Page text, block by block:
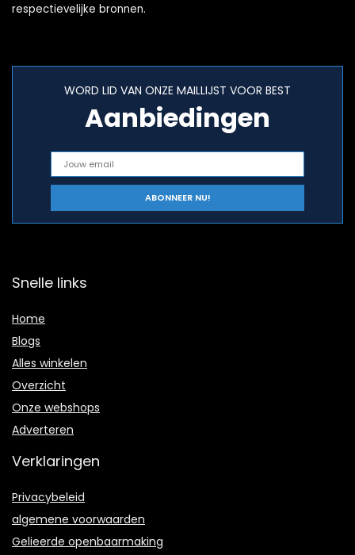
respectievelijke bronnen.
WORD LID VAN ONZE MAILLIJST VOOR BEST
Aanbiedingen
Snelle links
Home
Blogs
Alles winkelen
Overzicht
Onze webshops
Adverteren
Verklaringen
Privacybeleid
algemene voorwaarden
Gelieerde openbaarmaking